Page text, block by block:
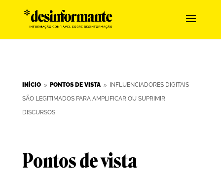
INÍCIO 9 PONTOS DE VISTA 9
INFLUENCIADORES DIGITAIS
SÃO LEGITIMADOS PARA AMPLIFICAR OU SUPRIMIR
DISCURSOS
Pontos de vista